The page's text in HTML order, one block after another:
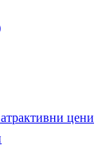
цени